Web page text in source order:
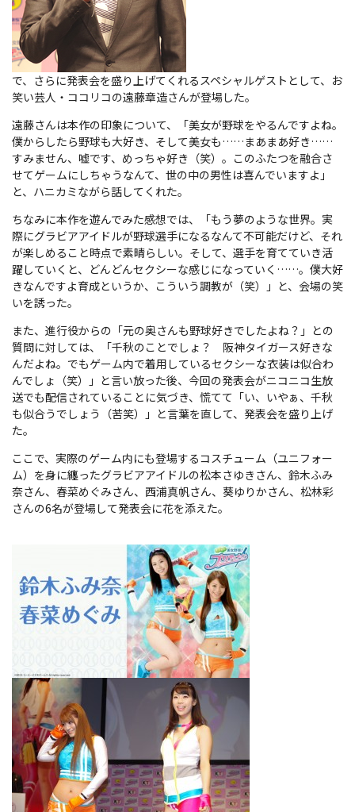
で、さらに発表会を盛り上げてくれるスペシャルゲストとして、お
笑い芸人・ココリコの遠藤章造さんが登場した。
遠藤さんは本作の印象について、「美女が野球をやるんですよね。
僕からしたら野球も大好き、そして美女も……まあまあ好き……
すみません、嘘です、めっちゃ好き（笑）。このふたつを融合さ
せてゲームにしちゃうなんて、世の中の男性は喜んでいますよ」
と、ハニカミながら話してくれた。
ちなみに本作を遊んでみた感想では、「もう夢のような世界。実
際にグラビアアイドルが野球選手になるなんて不可能だけど、それ
が楽しめること時点で素晴らしい。そして、選手を育てていき活
躍していくと、どんどんセクシーな感じになっていく……。僕大好
きなんですよ育成というか、こういう調教が（笑）」と、会場の笑
いを誘った。
また、進行役からの「元の奥さんも野球好きでしたよね？」との
質問に対しては、「千秋のことでしょ？ 阪神タイガース好きな
んだよね。でもゲーム内で着用しているセクシーな衣装は似合わ
んでしょ（笑）」と言い放った後、今回の発表会がニコニコ生放
送でも配信されていることに気づき、慌てて「い、いやぁ、千秋
も似合うでしょう（苦笑）」と言葉を直して、発表会を盛り上げ
た。
ここで、実際のゲーム内にも登場するコスチューム（ユニフォー
ム）を身に纏ったグラビアアイドルの松本さゆきさん、鈴木ふみ
奈さん、春菜めぐみさん、西浦真帆さん、葵ゆりかさん、松林彩
さんの6名が登場して発表会に花を添えた。